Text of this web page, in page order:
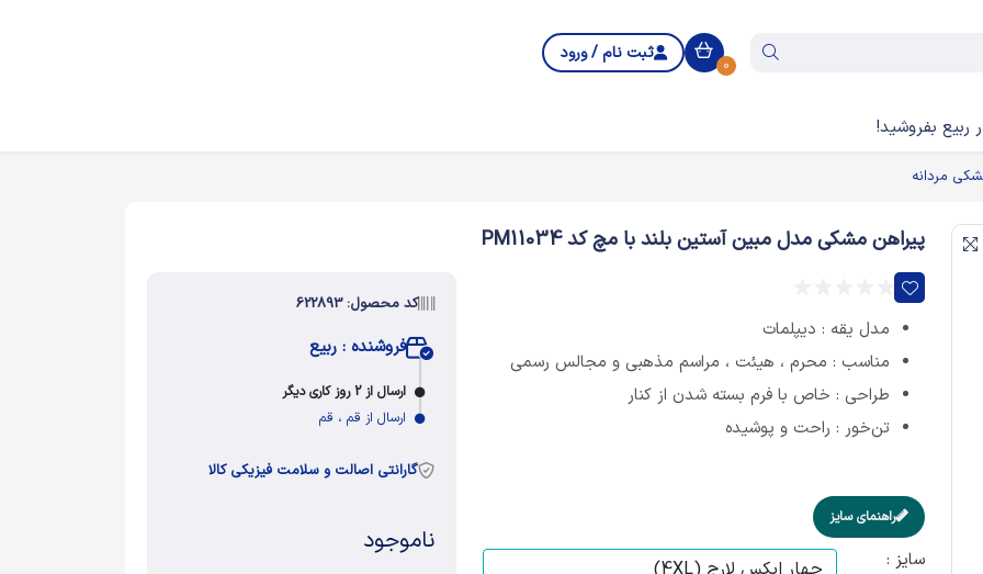
0
ثبت نام / ورود
ربیع بفروشید!
مردانه
پیراهن مشکی مدل مبین آستین بلند با مچ کد PM11034
مدل یقه : دیپلمات
مناسب : محرم ، هیئت ، مراسم مذهبی و مجالس رسمی
طراحی : خاص با فرم بسته شدن از کنار
تن‌خور : راحت و پوشیده
راهنمای سایز
سایز :
کد محصول: 622893
فروشنده : ربیع
ارسال از 2 روز کاری دیگر
ارسال از قم ، قم
گارانتی اصالت و سلامت فیزیکی کالا
ناموجود